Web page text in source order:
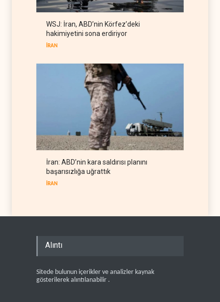
Hürmüz Boğazı denetimini
doğrudan İran ve Umman'a
WSJ: İran, ABD’nin Körfez’deki
hakimiyetini sona erdiriyor
İRAN
İran: ABD’nin kara saldırısı planını
başarısızlığa uğrattık
İRAN
Alıntı
Sitede bulunun içerikler ve analizler kaynak
gösterilerek alıntılanabilir .